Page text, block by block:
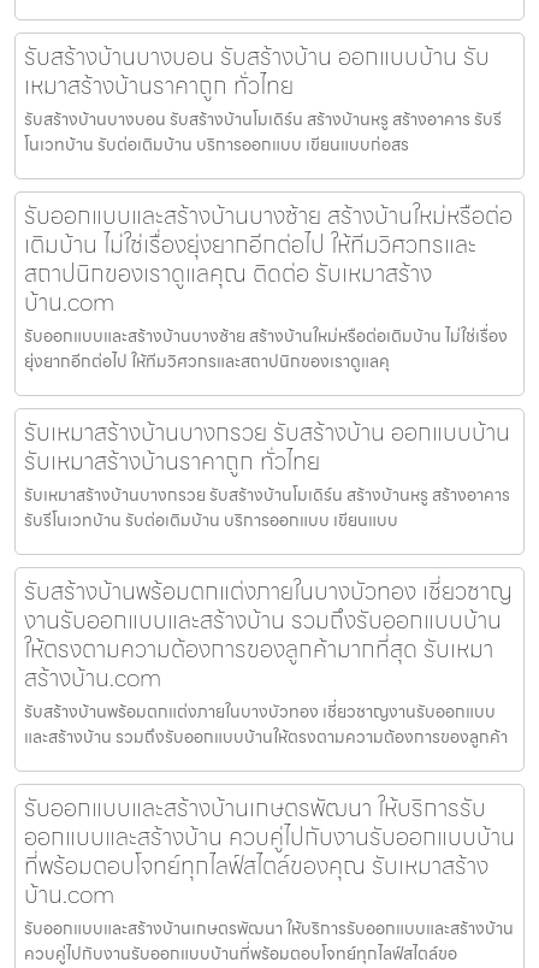
รับสร้างบ้านบางบอน รับสร้างบ้าน ออกแบบบ้าน รับ
เหมาสร้างบ้านราคาถูก ทั่วไทย
รับสร้างบ้านบางบอน รับสร้างบ้านโมเดิร์น สร้างบ้านหรู สร้างอาคาร รับรี
โนเวทบ้าน รับต่อเติมบ้าน บริการออกแบบ เขียนแบบก่อสร
รับออกแบบและสร้างบ้านบางซ้าย สร้างบ้านใหม่หรือต่อ
เติมบ้าน ไม่ใช่เรื่องยุ่งยากอีกต่อไป ให้ทีมวิศวกรและ
สถาปนิกของเราดูแลคุณ ติดต่อ รับเหมาสร้าง
บ้าน.com
รับออกแบบและสร้างบ้านบางซ้าย สร้างบ้านใหม่หรือต่อเติมบ้าน ไม่ใช่เรื่อง
ยุ่งยากอีกต่อไป ให้ทีมวิศวกรและสถาปนิกของเราดูแลคุ
รับเหมาสร้างบ้านบางกรวย รับสร้างบ้าน ออกแบบบ้าน
รับเหมาสร้างบ้านราคาถูก ทั่วไทย
รับเหมาสร้างบ้านบางกรวย รับสร้างบ้านโมเดิร์น สร้างบ้านหรู สร้างอาคาร
รับรีโนเวทบ้าน รับต่อเติมบ้าน บริการออกแบบ เขียนแบบ
รับสร้างบ้านพร้อมตกแต่งภายในบางบัวทอง เชี่ยวชาญ
งานรับออกแบบและสร้างบ้าน รวมถึงรับออกแบบบ้าน
ให้ตรงตามความต้องการของลูกค้ามากที่สุด รับเหมา
สร้างบ้าน.com
รับสร้างบ้านพร้อมตกแต่งภายในบางบัวทอง เชี่ยวชาญงานรับออกแบบ
และสร้างบ้าน รวมถึงรับออกแบบบ้านให้ตรงตามความต้องการของลูกค้า
รับออกแบบและสร้างบ้านเกษตรพัฒนา ให้บริการรับ
ออกแบบและสร้างบ้าน ควบคู่ไปกับงานรับออกแบบบ้าน
ที่พร้อมตอบโจทย์ทุกไลฟ์สไตล์ของคุณ รับเหมาสร้าง
บ้าน.com
รับออกแบบและสร้างบ้านเกษตรพัฒนา ให้บริการรับออกแบบและสร้างบ้าน
ควบคู่ไปกับงานรับออกแบบบ้านที่พร้อมตอบโจทย์ทุกไลฟ์สไตล์ขอ